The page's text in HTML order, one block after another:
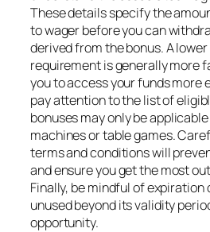
These details specify the
to wager before you can
derived from the bonus. A
requirement is generally more
you to access your funds more
pay attention to the list of
bonuses may only be
machines or table games.
terms and conditions will
and ensure you get the most
Finally, be mindful of expiration
unused beyond its validity
opportunity.